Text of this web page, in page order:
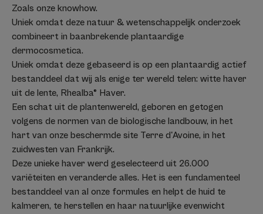
Zoals onze knowhow.
Uniek omdat deze natuur & wetenschappelijk onderzoek
combineert in baanbrekende plantaardige
dermocosmetica.
Uniek omdat deze gebaseerd is op een plantaardig actief
bestanddeel dat wij als enige ter wereld telen: witte haver
uit de lente, Rhealba® Haver.
Een schat uit de plantenwereld, geboren en getogen
volgens de normen van de biologische landbouw, in het
hart van onze beschermde site Terre d'Avoine, in het
zuidwesten van Frankrijk.
Deze unieke haver werd geselecteerd uit 26.000
variëteiten en veranderde alles. Het is een fundamenteel
bestanddeel van al onze formules en helpt de huid te
kalmeren, te herstellen en haar natuurlijke evenwicht